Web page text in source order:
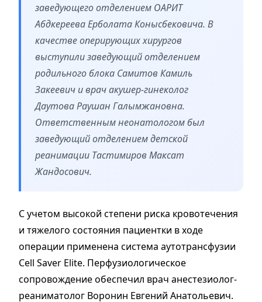
заведующего отделением ОАРИТ
Абдкереева Ерболата Конысбековича. В
качестве оперирующих хирургов
выступили заведующий отделением
родильного блока Самитов Камиль
Закеевич и врач акушер-гинеколог
Даутова Раушан Галымжановна.
Ответственным неонатологом был
заведующий отделением детской
реанимации Тастимиров Максат
Жандосович.
С учетом высокой степени риска кровотечения
и тяжелого состояния пациентки в ходе
операции применена система аутотрансфузии
Cell Saver Elite. Перфузиологическое
сопровождение обеспечил врач анестезиолог-
реаниматолог Воронин Евгений Анатольевич.